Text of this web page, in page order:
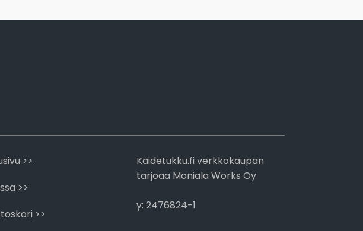
>>
>>
>>
Kaidetukku.fi verkkokaupan
tarjoaa Moniala Works Oy
y: 2476824-1